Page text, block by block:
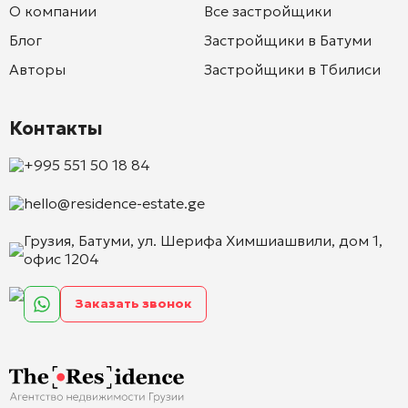
О компании
Блог
Авторы
Все застройщики
Застройщики в Батуми
Застройщики в Тбилиси
Контакты
+995 551 50 18 84
hello@residence-estate.ge
Грузия, Батуми, ул. Шерифа Химшиашвили, дом 1,
офис 1204
Заказать звонок